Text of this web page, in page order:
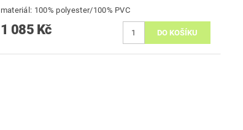
materiál: 100% polyester/100% PVC
1 085 Kč